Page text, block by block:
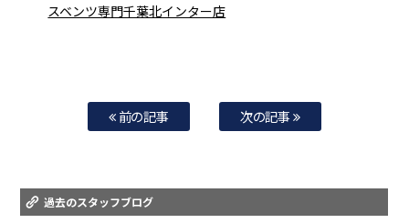
スベンツ専門千葉北インター店
前の記事 次の記事
過去のスタッフブログ